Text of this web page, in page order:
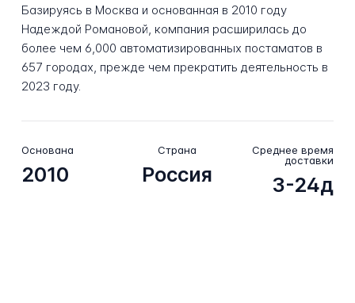
Базируясь в Москва и основанная в 2010 году
Надеждой Романовой, компания расширилась до
более чем 6,000 автоматизированных постаматов в
657 городах, прежде чем прекратить деятельность в
2023 году.
Основана
2010
Страна
Россия
Среднее время
доставки
3-24д